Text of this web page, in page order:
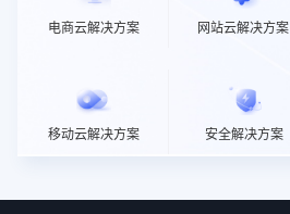
电商云解决方案 网站云解决方案
移动云解决方案 安全解决方案